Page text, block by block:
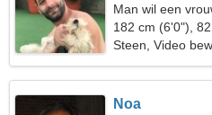
Man wil een
182 cm (6'0"),
Steen, Video
Noa